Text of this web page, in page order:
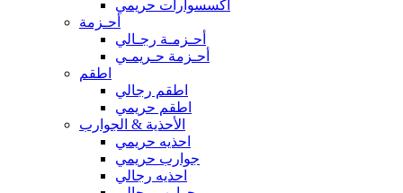
اكسسوارات حريمي
أحـزمة
أحـزمـة رجـالي
أحـزمة حـريمـي
اطقم
اطقم رجالي
اطقم حريمي
الأحذية & الجوارب
احذيه حريمي
جوارب حريمي
احذيه رجالي